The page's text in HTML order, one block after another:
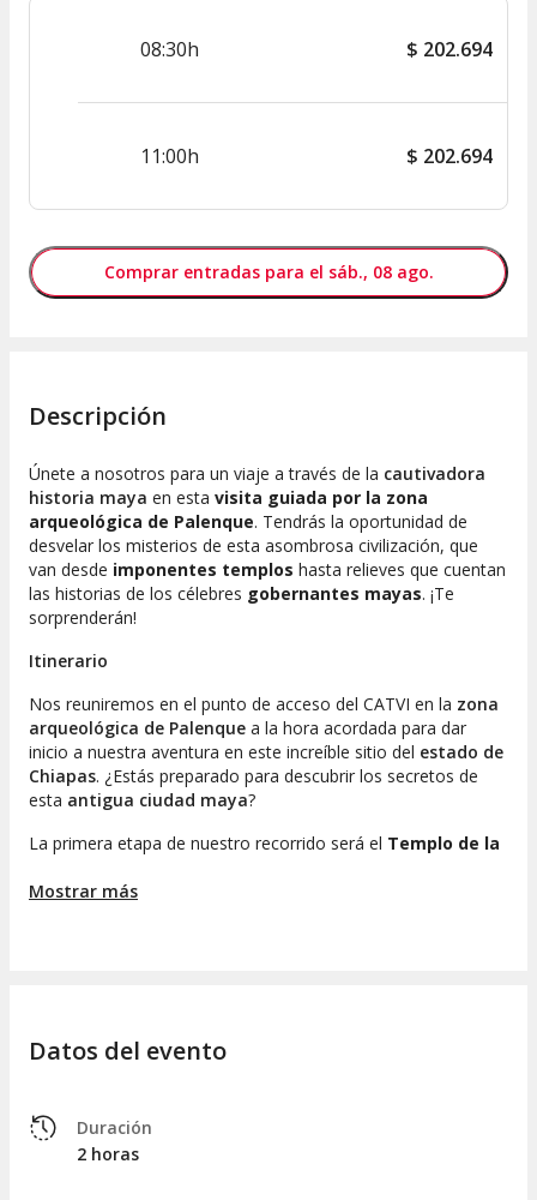
08:30h $ 202.694
11:00h $ 202.694
Comprar entradas para el sáb., 08 ago.
Descripción
Únete a nosotros para un viaje a través de la cautivadora
historia maya en esta visita guiada por la zona
arqueológica de Palenque. Tendrás la oportunidad de
desvelar los misterios de esta asombrosa civilización, que
van desde imponentes templos hasta relieves que cuentan
las historias de los célebres gobernantes mayas. ¡Te
sorprenderán!
Itinerario
Nos reuniremos en el punto de acceso del CATVI en la zona
arqueológica de Palenque a la hora acordada para dar
inicio a nuestra aventura en este increíble sitio del estado de
Chiapas. ¿Estás preparado para descubrir los secretos de
esta antigua ciudad maya?
La primera etapa de nuestro recorrido será el Templo de la
historia y las características arquitectónicas que lo convierten
elTemplo de las Inscripciones
edificaciones más elaboradas de Palenque.
Mostrar más
Datos del evento
Duración
2 horas